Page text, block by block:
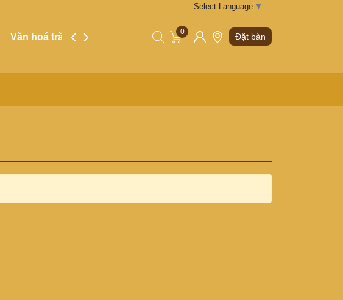
Văn hoá trà Tin tức Liên hệ 0 Đặt bàn
Select Language ▼